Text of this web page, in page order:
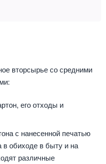
вторсырье со средними
его отходы и
с нанесенной печатью
в обиходе в быту и на
различные